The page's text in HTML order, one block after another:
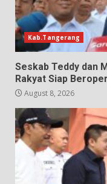
Kab.Tangerang
Seskab Teddy dan
Rakyat Siap
August 8, 2026